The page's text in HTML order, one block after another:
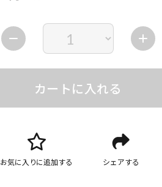
カートに入れる
お気に入りに追加する シェアする